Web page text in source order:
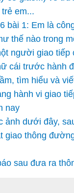
em...
bài 1: Em là
thế nào trong
người giao tiếp
cái trước hành
tìm hiểu và
hành vi giao
nay
ảnh dưới đây,
giao thông
sau đưa ra